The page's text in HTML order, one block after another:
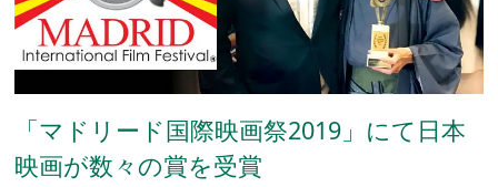
「マドリード国際映画祭2019」にて日本
映画が数々の賞を受賞